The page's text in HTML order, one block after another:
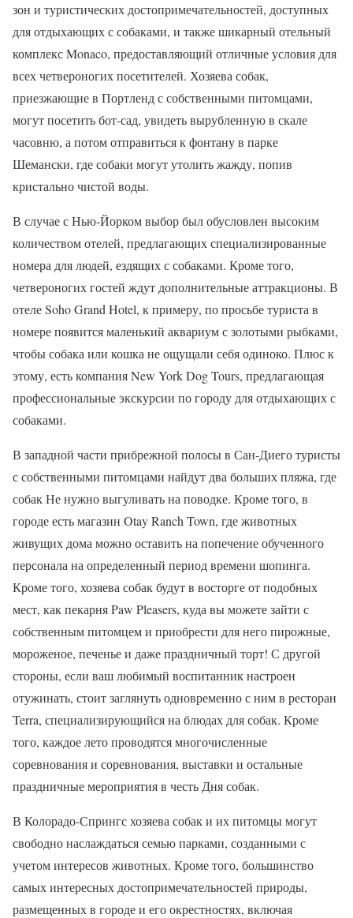
зон и туристических достопримечательностей, доступных
для отдыхающих с собаками, и также шикарный отельный
комплекс Monaco, предоставляющий отличные условия для
всех четвероногих посетителей. Хозяева собак,
приезжающие в Портленд с собственными питомцами,
могут посетить бот-сад, увидеть вырубленную в скале
часовню, а потом отправиться к фонтану в парке
Шемански, где собаки могут утолить жажду, попив
кристально чистой воды.
В случае с Нью-Йорком выбор был обусловлен высоким
количеством отелей, предлагающих специализированные
номера для людей, ездящих с собаками. Кроме того,
четвероногих гостей ждут дополнительные аттракционы. В
отеле Soho Grand Hotel, к примеру, по просьбе туриста в
номере появится маленький аквариум с золотыми рыбками,
чтобы собака или кошка не ощущали себя одиноко. Плюс к
этому, есть компания New York Dog Tours, предлагающая
профессиональные экскурсии по городу для отдыхающих с
собаками.
В западной части прибрежной полосы в Сан-Диего туристы
с собственными питомцами найдут два больших пляжа, где
собак Не нужно выгуливать на поводке. Кроме того, в
городе есть магазин Otay Ranch Town, где животных
живущих дома можно оставить на попечение обученного
персонала на определенный период времени шопинга.
Кроме того, хозяева собак будут в восторге от подобных
мест, как пекарня Paw Pleasers, куда вы можете зайти с
собственным питомцем и приобрести для него пирожные,
мороженое, печенье и даже праздничный торт! С другой
стороны, если ваш любимый воспитанник настроен
отужинать, стоит заглянуть одновременно с ним в ресторан
Terra, специализирующийся на блюдах для собак. Кроме
того, каждое лето проводятся многочисленные
соревнования и соревнования, выставки и остальные
праздничные мероприятия в честь Дня собак.
В Колорадо-Спрингс хозяева собак и их питомцы могут
свободно наслаждаться семью парками, созданными с
учетом интересов животных. Кроме того, большинство
самых интересных достопримечательностей природы,
размещенных в городе и его окрестностях, включая